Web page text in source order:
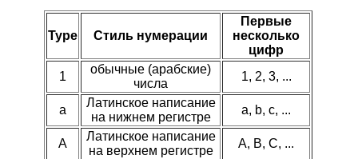
Type Стиль нумерации
Первые
несколько
цифр
1
обычные (арабские)
числа
1, 2, 3, ...
a
Латинское написание
на нижнем регистре
a, b, c, ...
A
Латинское написание
на верхнем регистре
A, B, C, ...